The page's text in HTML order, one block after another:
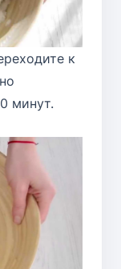
к
минут.